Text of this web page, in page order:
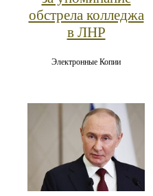
обстрела колледжа
в ЛНР
Электронные Копии